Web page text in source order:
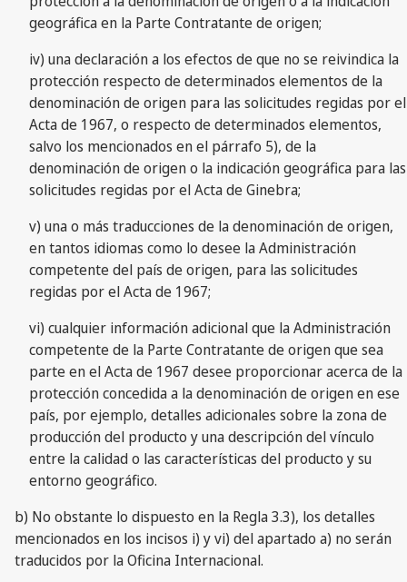
geográfica en la Parte Contratante de origen;
iv) una declaración a los efectos de que no se reivindica la
protección respecto de determinados elementos de la
denominación de origen para las solicitudes regidas por el
Acta de 1967, o respecto de determinados elementos,
salvo los mencionados en el párrafo 5), de la
denominación de origen o la indicación geográfica para las
solicitudes regidas por el Acta de Ginebra;
v) una o más traducciones de la denominación de origen,
en tantos idiomas como lo desee la Administración
competente del país de origen, para las solicitudes
regidas por el Acta de 1967;
vi) cualquier información adicional que la Administración
competente de la Parte Contratante de origen que sea
parte en el Acta de 1967 desee proporcionar acerca de la
protección concedida a la denominación de origen en ese
país, por ejemplo, detalles adicionales sobre la zona de
producción del producto y una descripción del vínculo
entre la calidad o las características del producto y su
entorno geográfico.
b) No obstante lo dispuesto en la Regla 3.3), los detalles
mencionados en los incisos i) y vi) del apartado a) no serán
traducidos por la Oficina Internacional.